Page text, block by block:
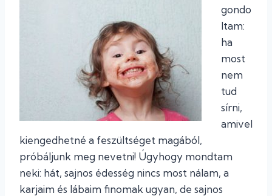
gondo
ltam:
ha
most
nem
tud
sírni,
amivel
kiengedhetné a feszültséget magából,
próbáljunk meg nevetni! Úgyhogy mondtam
neki: hát, sajnos édesség nincs most nálam, a
karjaim és lábaim finomak ugyan, de sajnos